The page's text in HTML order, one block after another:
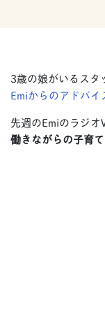
3歳の娘がいるスタ
Emiからのアドバ
先週のEmiのラジオ
働きながらの子育